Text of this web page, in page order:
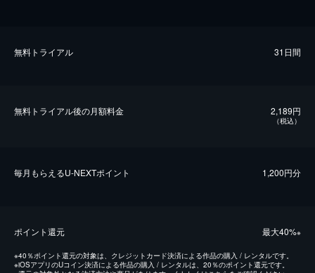
無料トライアル 31日間
無料トライアル後の⽉額料金 2,189円
（税込）
毎⽉もらえるU-NEXTポイント 1,200円分
ポイント還元 最⼤40%※
※40％ポイント還元の対象は、クレジットカード決済による作品の購入 / レンタルです。
※iOSアプリのUコイン決済による作品の購入 / レンタルは、20％のポイント還元です。